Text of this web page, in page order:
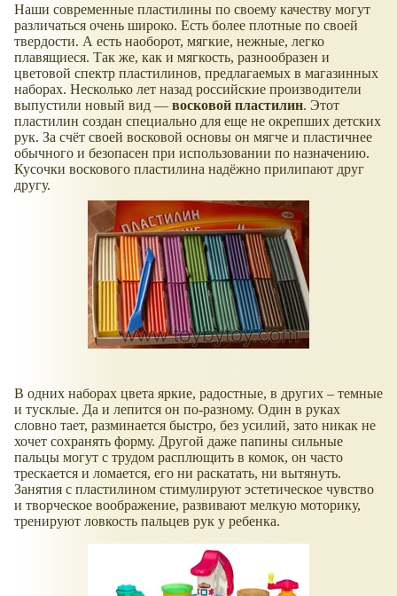
Наши современные пластилины по своему качеству могут
различаться очень широко. Есть более плотные по своей
твердости. А есть наоборот, мягкие, нежные, легко
плавящиеся. Так же, как и мягкость, разнообразен и
цветовой спектр пластилинов, предлагаемых в магазинных
наборах. Несколько лет назад российские производители
выпустили новый вид — восковой пластилин. Этот
пластилин создан специально для еще не окрепших детских
рук. За счёт своей восковой основы он мягче и пластичнее
обычного и безопасен при использовании по назначению.
Кусочки воскового пластилина надёжно прилипают друг
другу.
В одних наборах цвета яркие, радостные, в других – темные
и тусклые. Да и лепится он по-разному. Один в руках
словно тает, разминается быстро, без усилий, зато никак не
хочет сохранять форму. Другой даже папины сильные
пальцы могут с трудом расплющить в комок, он часто
трескается и ломается, его ни раскатать, ни вытянуть.
Занятия с пластилином стимулируют эстетическое чувство
и творческое воображение, развивают мелкую моторику,
тренируют ловкость пальцев рук у ребенка.